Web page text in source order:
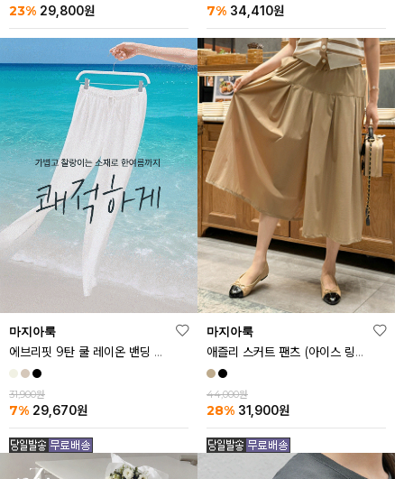
23% 29,800원 7% 34,410원
마지아룩
에브리핏 9탄 쿨 레이온 밴딩 와이드 팬츠
31,900원
7% 29,670원
마지아룩
애즐리 스커트 팬츠 (아이스 링클프리ver.)
44,000원
28% 31,900원